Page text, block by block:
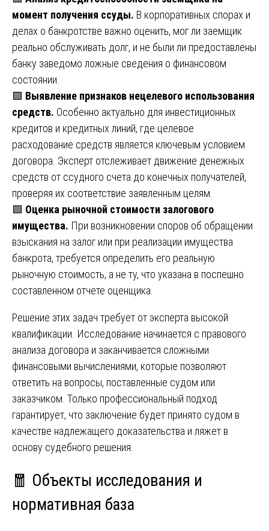
момент получения ссуды. В корпоративных спорах и
делах о банкротстве важно оценить, мог ли заемщик
реально обслуживать долг, и не были ли предоставлены
банку заведомо ложные сведения о финансовом
состоянии.
🟩 Выявление признаков нецелевого использования
средств. Особенно актуально для инвестиционных
кредитов и кредитных линий, где целевое
расходование средств является ключевым условием
договора. Эксперт отслеживает движение денежных
средств от ссудного счета до конечных получателей,
проверяя их соответствие заявленным целям.
🟩 Оценка рыночной стоимости залогового
имущества. При возникновении споров об обращении
взыскания на залог или при реализации имущества
банкрота, требуется определить его реальную
рыночную стоимость, а не ту, что указана в поспешно
составленном отчете оценщика.
Решение этих задач требует от эксперта высокой
квалификации. Исследование начинается с правового
анализа договора и заканчивается сложными
финансовыми вычислениями, которые позволяют
ответить на вопросы, поставленные судом или
заказчиком. Только профессиональный подход
гарантирует, что заключение будет принято судом в
качестве надлежащего доказательства и ляжет в
основу судебного решения.
🧧 Объекты исследования и
нормативная база